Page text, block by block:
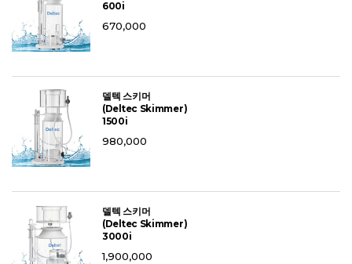
600i
670,000
델텍 스키머
(Deltec Skimmer)
1500i
980,000
델텍 스키머
(Deltec Skimmer)
3000i
1,900,000